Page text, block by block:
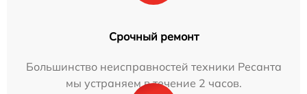
Срочный ремонт
Большинство неисправностей техники Ресанта
мы устраняем в течение 2 часов.